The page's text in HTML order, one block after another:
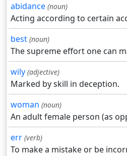
abidance (noun)
Acting according to certain
best (noun)
The supreme effort one can
wily (adjective)
Marked by skill in deception.
woman (noun)
An adult female person (as
err (verb)
To make a mistake or be